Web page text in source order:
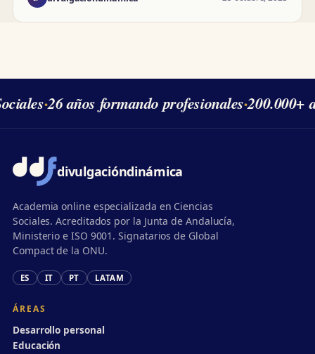
·26 años formando profesionales·200.000+
divulgacióndinámica
Academia online especializada en Ciencias
Sociales. Acreditados por la Junta de Andalucía,
Ministerio e ISO 9001. Signatarios de Global
Compact de la ONU.
ES IT PT LATAM
ÁREAS
Desarrollo personal
Educación